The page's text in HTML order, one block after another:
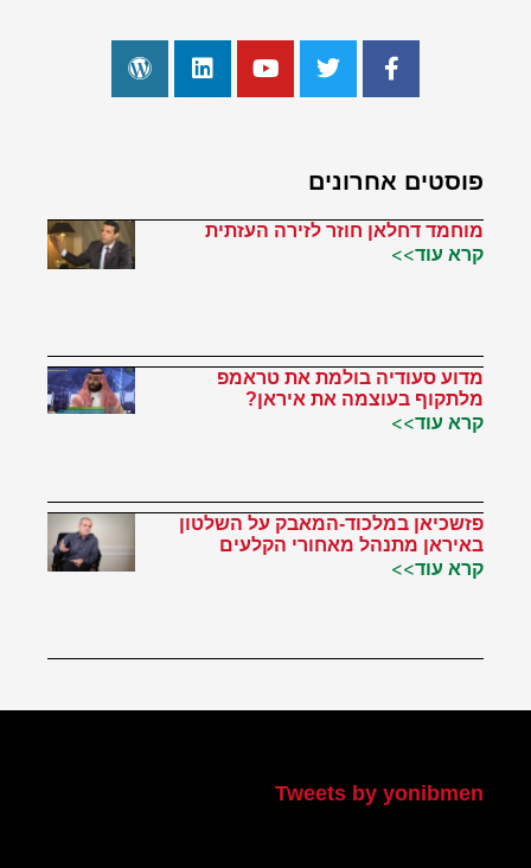
פוסטים אחרונים
מוחמד דחלאן חוזר לזירה העזתית
קרא עוד>>
מדוע סעודיה בולמת את טראמפ
מלתקוף בעוצמה את איראן?
קרא עוד>>
פזשכיאן במלכוד-המאבק על השלטון
באיראן מתנהל מאחורי הקלעים
קרא עוד>>
Tweets by yonibmen